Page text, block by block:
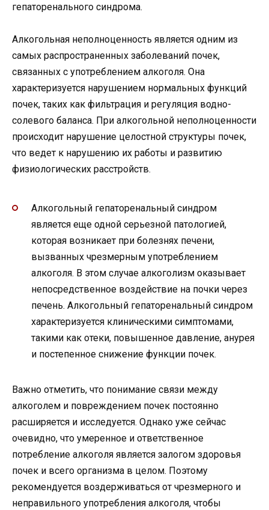
гепаторенального синдрома.
Алкогольная неполноценность является одним из
самых распространенных заболеваний почек,
связанных с употреблением алкоголя. Она
характеризуется нарушением нормальных функций
почек, таких как фильтрация и регуляция водно-
солевого баланса. При алкогольной неполноценности
происходит нарушение целостной структуры почек,
что ведет к нарушению их работы и развитию
физиологических расстройств.
Алкогольный гепаторенальный синдром
является еще одной серьезной патологией,
которая возникает при болезнях печени,
вызванных чрезмерным употреблением
алкоголя. В этом случае алкоголизм оказывает
непосредственное воздействие на почки через
печень. Алкогольный гепаторенальный синдром
характеризуется клиническими симптомами,
такими как отеки, повышенное давление, анурея
и постепенное снижение функции почек.
Важно отметить, что понимание связи между
алкоголем и повреждением почек постоянно
расширяется и исследуется. Однако уже сейчас
очевидно, что умеренное и ответственное
потребление алкоголя является залогом здоровья
почек и всего организма в целом. Поэтому
рекомендуется воздерживаться от чрезмерного и
неправильного употребления алкоголя, чтобы